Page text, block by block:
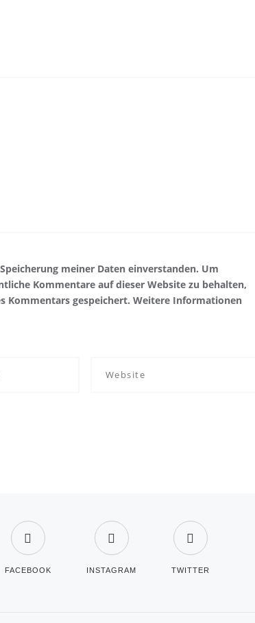
meiner Daten einverstanden. Um
Kommentare auf dieser Website zu behalten,
Kommentars gespeichert. Weitere Informationen
FACEBOOK INSTAGRAM TWITTER